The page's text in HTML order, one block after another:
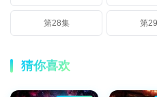
第28集 第
猜你喜欢